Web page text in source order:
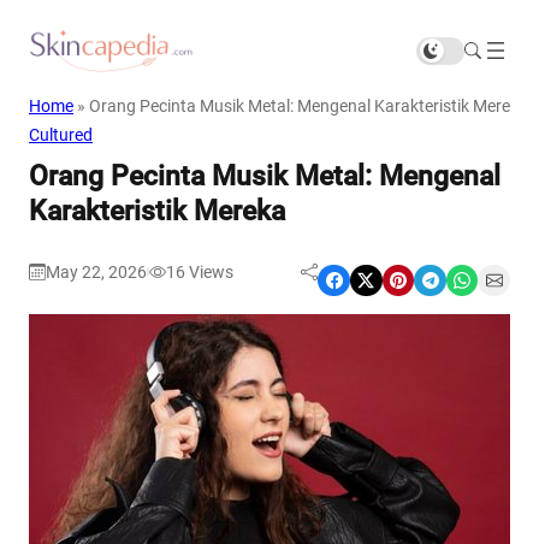
Home » Orang Pecinta Musik Metal: Mengenal Karakteristik Mereka
Cultured
Orang Pecinta Musik Metal: Mengenal
Karakteristik Mereka
May 22, 2026 16 Views Share on Facebook Share on X Share on Pinterest Share on Telegram Share on WhatsApp Share on Email